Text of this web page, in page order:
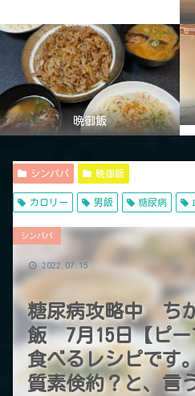
晩御飯
シンパパ 晩御飯
カロリー 男飯 糖尿病
糖尿病攻略中 ち
飯 7月15日【ピー
食べるレシピで
質素倹約？と、言
シンパパ
2022.07.15